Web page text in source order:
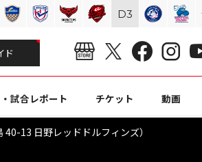
ド
試合レポート チケット 動画
13 日野レッドドルフィンズ）
D3